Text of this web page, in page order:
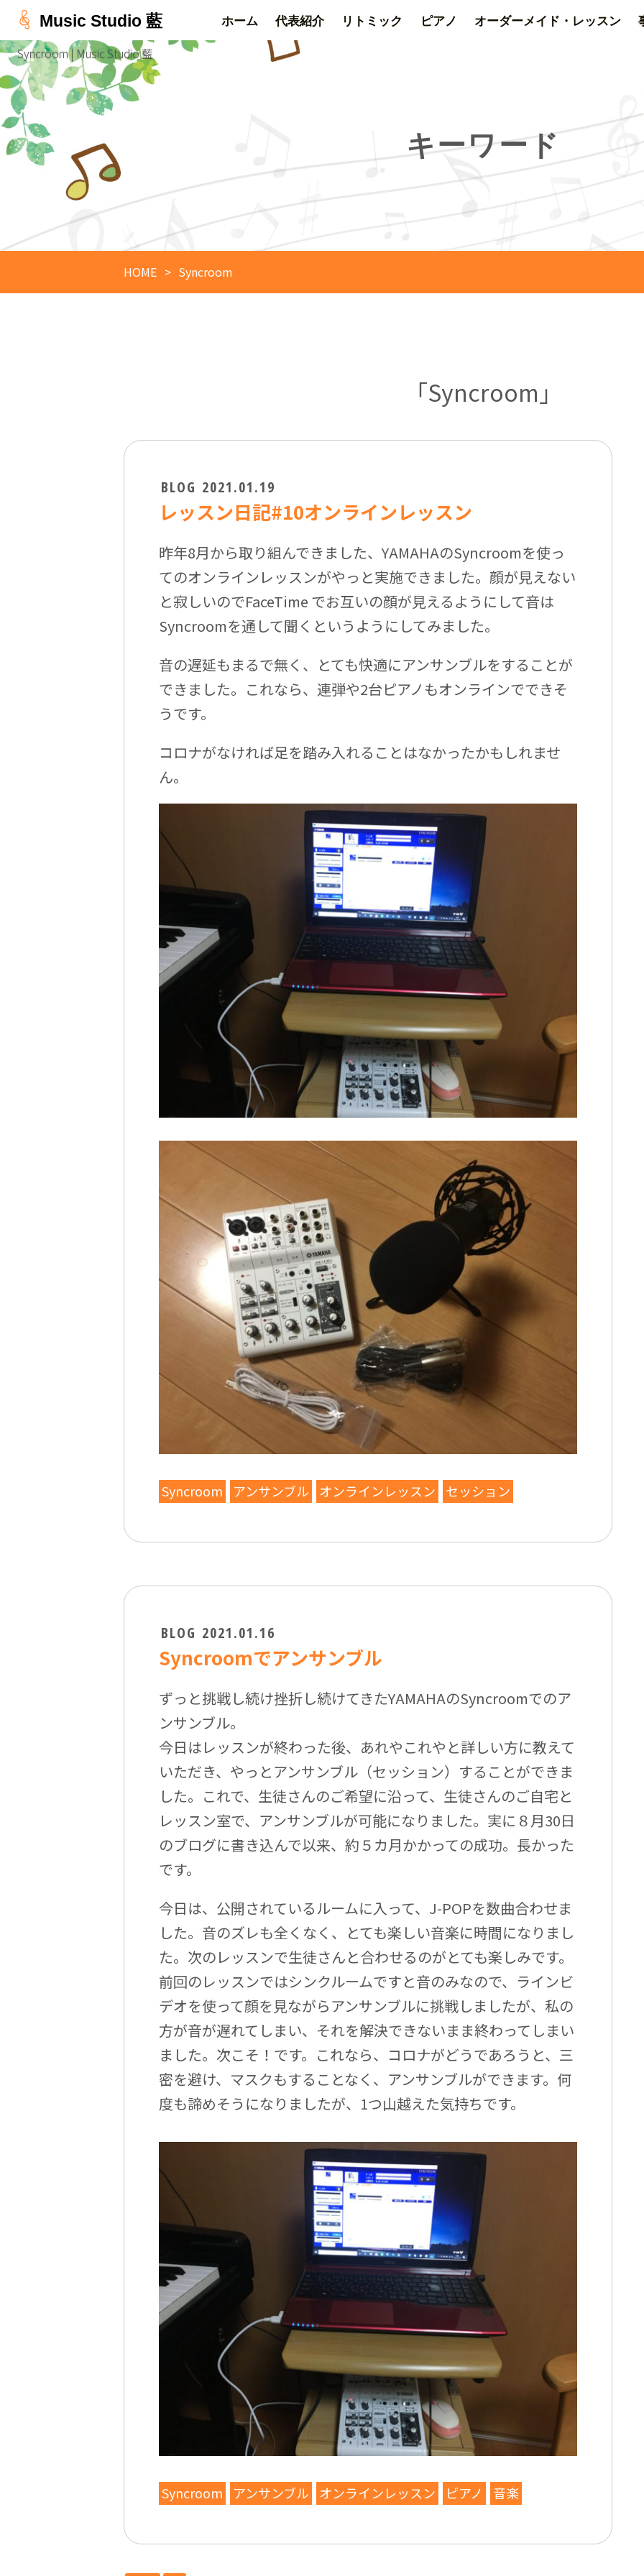
Music Studio 藍 ホーム 代表紹介 リトミック ピアノ オーダーメイド・レッスン
Syncroom | Music Studio 藍
キーワード
HOME Syncroom
「Syncroom」
BLOG 2021.01.19
レッスン日記#10オンラインレッスン
昨年8月から取り組んできました、YAMAHAのSyncroomを使っ
てのオンラインレッスンがやっと実施できました。顔が見えない
と寂しいのでFaceTime でお互いの顔が見えるようにして音は
Syncroomを通して聞くというようにしてみました。
音の遅延もまるで無く、とても快適にアンサンブルをすることが
できました。これなら、連弾や2台ピアノもオンラインでできそ
うです。
コロナがなければ足を踏み入れることはなかったかもしれませ
ん。
Syncroom アンサンブル オンラインレッスン セッション
BLOG 2021.01.16
Syncroomでアンサンブル
ずっと挑戦し続け挫折し続けてきたYAMAHAのSyncroomでのア
ンサンブル。
今日はレッスンが終わった後、あれやこれやと詳しい方に教えて
いただき、やっとアンサンブル（セッション）することができま
した。これで、生徒さんのご希望に沿って、生徒さんのご自宅と
レッスン室で、アンサンブルが可能になりました。実に８月30日
のブログに書き込んで以来、約５カ月かかっての成功。長かった
です。
今日は、公開されているルームに入って、J-POPを数曲合わせま
した。音のズレも全くなく、とても楽しい音楽に時間になりまし
た。次のレッスンで生徒さんと合わせるのがとても楽しみです。
前回のレッスンではシンクルームですと音のみなので、ラインビ
デオを使って顔を見ながらアンサンブルに挑戦しましたが、私の
方が音が遅れてしまい、それを解決できないまま終わってしまい
ました。次こそ！です。これなら、コロナがどうであろうと、三
密を避け、マスクもすることなく、アンサンブルができます。何
度も諦めそうになりましたが、1つ山越えた気持ちです。
Syncroom アンサンブル オンラインレッスン ピアノ 音楽